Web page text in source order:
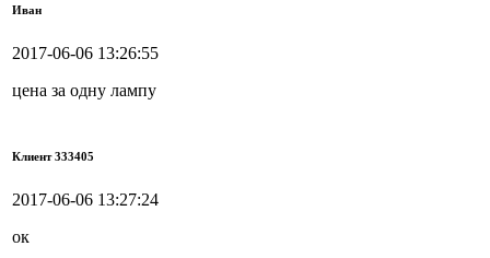
Иван
2017-06-06 13:26:55
цена за одну лампу
Клиент 333405
2017-06-06 13:27:24
ок